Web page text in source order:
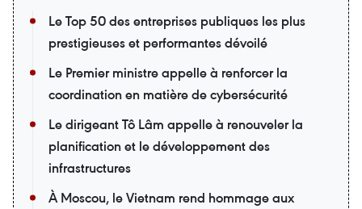
Le Top 50 des entreprises publiques les plus
prestigieuses et performantes dévoilé
Le Premier ministre appelle à renforcer la
coordination en matière de cybersécurité
Le dirigeant Tô Lâm appelle à renouveler la
planification et le développement des
infrastructures
À Moscou, le Vietnam rend hommage aux